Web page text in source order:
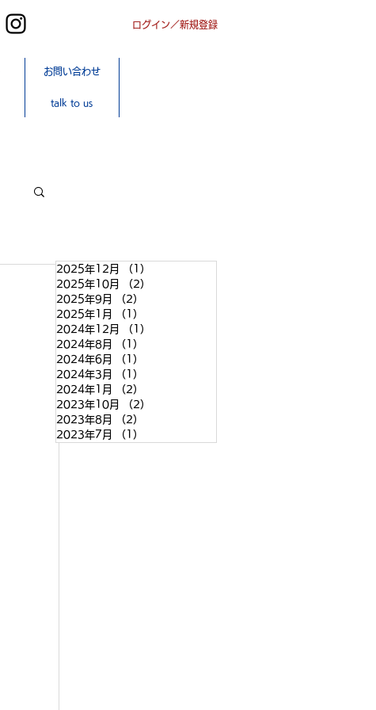
ログイン／新規登録
お問い合わせ
talk to us
2025年12月 （1）
2025年10月
（2）
2025年9月
（2）
2025年1月
（1）
2024年12月
（1）
2024年8月
（1）
2024年6月
（1）
2024年3月
（1）
2024年1月
（2）
2023年10月
（2）
2023年8月
（2）
2023年7月
（1）